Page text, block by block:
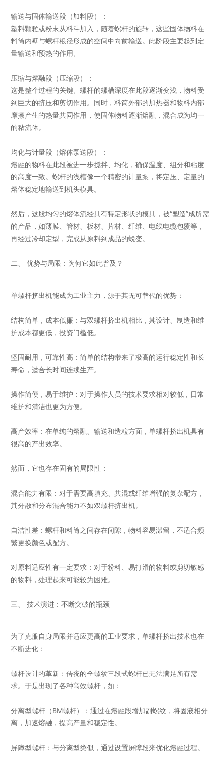
输送与固体输送段（加料段）：
塑料颗粒或粉末从料斗加入，随着螺杆的旋转，这些固体物料在
料筒内壁与螺杆根径形成的空间中向前输送。此阶段主要起到定
量输送和预热的作用。
压缩与熔融段（压缩段）：
这是整个过程的关键。螺杆的螺槽深度在此段逐渐变浅，物料受
到巨大的挤压和剪切作用。同时，料筒外部的加热器和物料内部
摩擦产生的热量共同作用，使固体物料逐渐熔融，混合成为均一
的粘流体。
均化与计量段（熔体泵送段）：
熔融的物料在此段被进一步搅拌、均化，确保温度、组分和粘度
的高度一致。螺杆的浅槽像一个精密的计量泵，将定压、定量的
熔体稳定地输送到机头模具。
然后，这股均匀的熔体流经具有特定形状的模具，被“塑造”成所需
的产品，如薄膜、管材、板材、片材、纤维、电线电缆包覆等，
再经过冷却定型，完成从原料到成品的蜕变。
二、 优势与局限：为何它如此普及？
单螺杆挤出机能成为工业主力，源于其无可替代的优势：
结构简单，成本低廉：与双螺杆挤出机相比，其设计、制造和维
护成本都更低，投资门槛低。
坚固耐用，可靠性高：简单的结构带来了极高的运行稳定性和长
寿命，适合长时间连续生产。
操作简便，易于维护：对于操作人员的技术要求相对较低，日常
维护和清洁也更为方便。
高产效率：在单纯的熔融、输送和造粒方面，单螺杆挤出机具有
很高的产出效率。
然而，它也存在固有的局限性：
混合能力有限：对于需要高填充、共混或纤维增强的复杂配方，
其分散和分布混合能力不如双螺杆挤出机。
自洁性差：螺杆和料筒之间存在间隙，物料容易滞留，不适合频
繁更换颜色或配方。
对原料适应性有一定要求：对于粉料、易打滑的物料或剪切敏感
的物料，处理起来可能较为困难。
三、 技术演进：不断突破的瓶颈
为了克服自身局限并适应更高的工业要求，单螺杆挤出技术也在
不断进化：
螺杆设计的革新：传统的全螺纹三段式螺杆已无法满足所有需
求。于是出现了各种高效螺杆，如：
分离型螺杆（BM螺杆）：通过在熔融段增加副螺纹，将固液相分
离，加速熔融，提高产量和稳定性。
屏障型螺杆：与分离型类似，通过设置屏障段来优化熔融过程。